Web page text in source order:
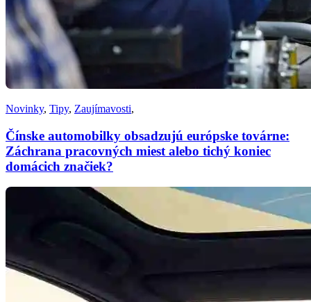
Novinky, Tipy, Zaujímavosti,
Čínske automobilky obsadzujú európske továrne:
Záchrana pracovných miest alebo tichý koniec
domácich značiek?